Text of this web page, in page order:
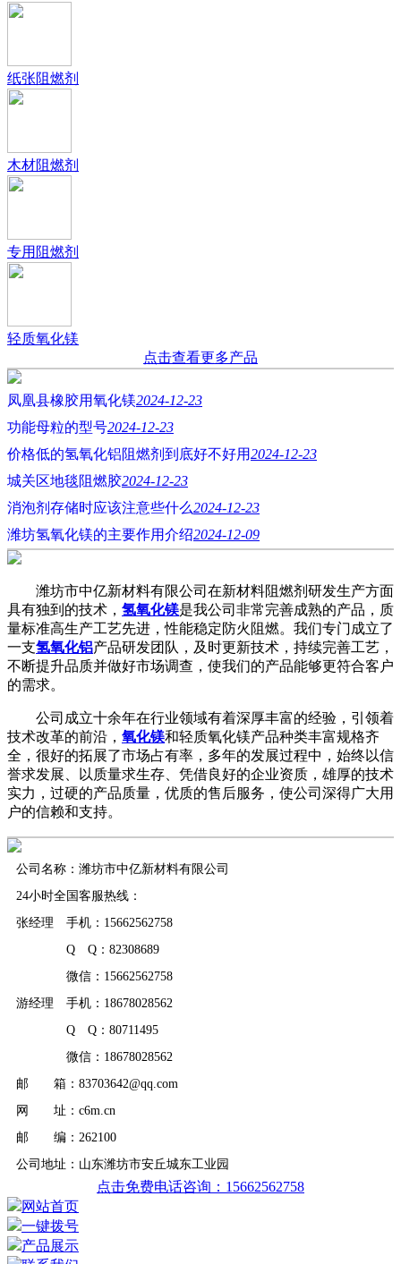
纸张阻燃剂
木材阻燃剂
专用阻燃剂
轻质氧化镁
点击查看更多产品
凤凰县橡胶用氧化镁2024-12-23
功能母粒的型号2024-12-23
价格低的氢氧化铝阻燃剂到底好不好用2024-12-23
城关区地毯阻燃胶2024-12-23
消泡剂存储时应该注意些什么2024-12-23
潍坊氢氧化镁的主要作用介绍2024-12-09
潍坊市中亿新材料有限公司在新材料阻燃剂研发生产方面
具有独到的技术， 氢氧化镁是我公司非常完善成熟的产品，质
量标准高生产工艺先进，性能稳定防火阻燃。我们专门成立了
一支氢氧化铝产品研发团队，及时更新技术，持续完善工艺，
不断提升品质并做好市场调查，使我们的产品能够更符合客户
的需求。
公司成立十余年在行业领域有着深厚丰富的经验，引领着
技术改革的前沿， 氧化镁和轻质氧化镁产品种类丰富规格齐
全，很好的拓展了市场占有率，多年的发展过程中，始终以信
誉求发展、以质量求生存、凭借良好的企业资质，雄厚的技术
实力，过硬的产品质量，优质的售后服务，使公司深得广大用
户的信赖和支持。
公司名称：潍坊市中亿新材料有限公司
24小时全国客服热线：
张经理 手机：15662562758
Q Q：82308689
微信：15662562758
游经理 手机：18678028562
Q Q：80711495
微信：18678028562
邮 箱：83703642@qq.com
网 址：c6m.cn
邮 编：262100
公司地址：山东潍坊市安丘城东工业园
点击免费电话咨询：15662562758
网站首页
一键拨号
产品展示